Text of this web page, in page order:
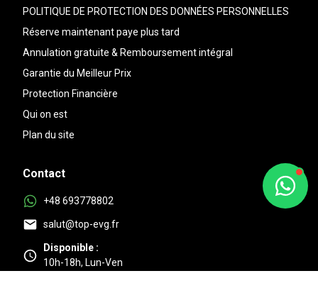
POLITIQUE DE PROTECTION DES DONNÉES PERSONNELLES
Réserve maintenant paye plus tard
Annulation gratuite & Remboursement intégral
Garantie du Meilleur Prix
Protection Financière
Qui on est
Plan du site
Contact
+48 693778802
salut@top-evg.fr
Disponible :
10h-18h, Lun-Ven